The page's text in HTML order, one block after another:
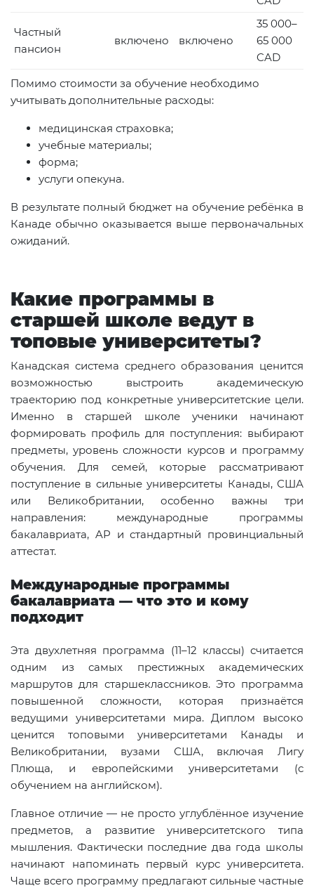
Частный
пансион
включено включено
35 000–
65 000
CAD
Помимо стоимости за обучение необходимо
учитывать дополнительные расходы:
медицинская страховка;
учебные материалы;
форма;
услуги опекуна.
В результате полный бюджет на обучение ребёнка в
Канаде обычно оказывается выше первоначальных
ожиданий.
Какие программы в
старшей школе ведут в
топовые университеты?
Канадская система среднего образования ценится
возможностью выстроить академическую
траекторию под конкретные университетские цели.
Именно в старшей школе ученики начинают
формировать профиль для поступления: выбирают
предметы, уровень сложности курсов и программу
обучения. Для семей, которые рассматривают
поступление в сильные университеты Канады, США
или Великобритании, особенно важны три
направления: международные программы
бакалавриата, AP и стандартный провинциальный
аттестат.
Международные программы
бакалавриата — что это и кому
подходит
Эта двухлетняя программа (11–12 классы) считается
одним из самых престижных академических
маршрутов для старшеклассников. Это программа
повышенной сложности, которая признаётся
ведущими университетами мира. Диплом высоко
ценится топовыми университетами Канады и
Великобритании, вузами США, включая Лигу
Плюща, и европейскими университетами (с
обучением на английском).
Главное отличие — не просто углублённое изучение
предметов, а развитие университетского типа
мышления. Фактически последние два года школы
начинают напоминать первый курс университета.
Чаще всего программу предлагают сильные частные